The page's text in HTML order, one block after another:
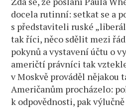
docela rutinní: setkat se a
s představiteli ruské
tak říci, něco sdělit mezi
pokynů a vystavení účtu o
američtí právníci tak
v Moskvě prováděl nějakou
Američanům procházelo:
k odpovědnosti, pak